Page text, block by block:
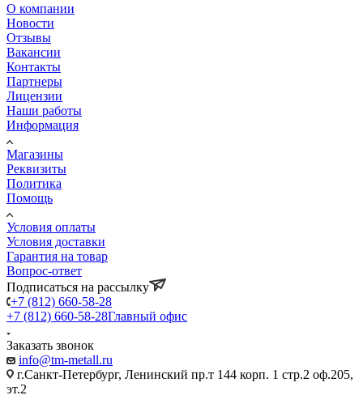
О компании
Новости
Отзывы
Вакансии
Контакты
Партнеры
Лицензии
Наши работы
Информация
Магазины
Реквизиты
Политика
Помощь
Условия оплаты
Условия доставки
Гарантия на товар
Вопрос-ответ
Подписаться на рассылку
+7 (812) 660-58-28
+7 (812) 660-58-28Главный офис
Заказать звонок
info@tm-metall.ru
г.Санкт-Петербург, Ленинский пр.т 144 корп. 1 стр.2 оф.205,
эт.2